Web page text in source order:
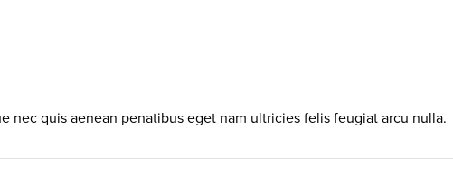
nec quis aenean penatibus eget nam ultricies felis feugiat arcu nulla.